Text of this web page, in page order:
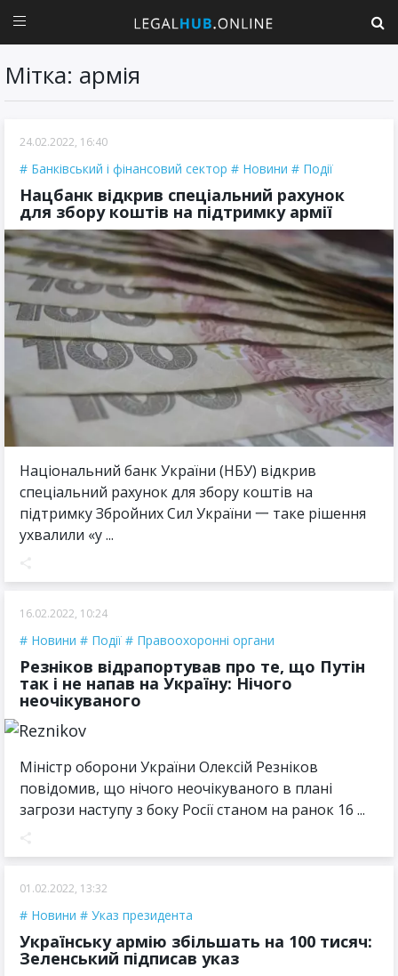
Мітка: армія
24.02.2022, 16:40
Банківський і фінансовий сектор Новини Події
Нацбанк відкрив спеціальний рахунок
для збору коштів на підтримку армії
Національний банк України (НБУ) відкрив
спеціальний рахунок для збору коштів на
підтримку Збройних Сил України 一 таке рішення
ухвалили «у ...
16.02.2022, 10:24
Новини Події Правоохоронні органи
Резніков відрапортував про те, що Путін
так і не напав на Україну: Нічого
неочікуваного
Міністр оборони України Олексій Резніков
повідомив, що нічого неочікуваного в плані
загрози наступу з боку Росії станом на ранок 16 ...
01.02.2022, 13:32
Новини Указ президента
Українську армію збільшать на 100 тисяч:
Зеленський підписав указ